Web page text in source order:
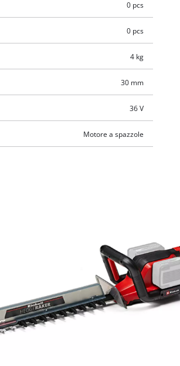
0 pcs
0 pcs
4 kg
30 mm
36 V
Motore a spazzole